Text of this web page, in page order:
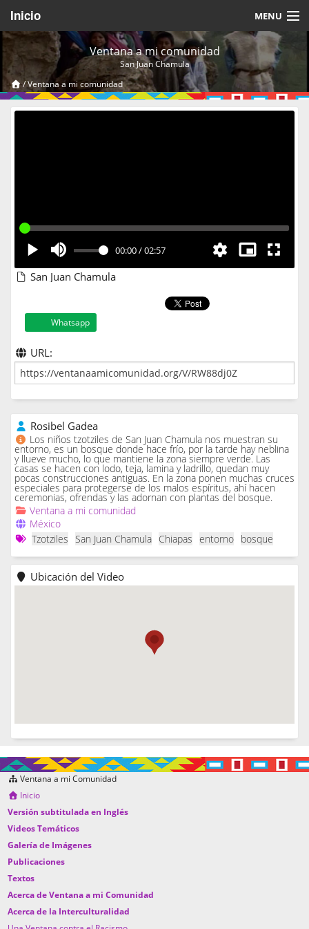
Inicio MENU
Acerca de
Videos Temáticos
Cerrar Sesión
Ventana a mi comunidad
San Juan Chamula
/Ventana a mi comunidad
00:00/02:57
San Juan Chamula
Whatsapp
URL:
Rosibel Gadea
Los niños tzotziles de San Juan Chamula nos muestran su
entorno, es un bosque donde hace frío, por la tarde hay neblina
y llueve mucho, lo que mantiene la zona siempre verde. Las
casas se hacen con lodo, teja, lamina y ladrillo, quedan muy
pocas construcciones antiguas. En la zona ponen muchas cruces
especiales para protegerse de los malos espíritus, ahí hacen
ceremonias, ofrendas y las adornan con plantas del bosque.
Ventana a mi comunidad
México
Tzotziles
San Juan Chamula Chiapas entorno bosque
Ubicación del Video
Ventana a mi Comunidad
Inicio
Versión subtitulada en Inglés
Videos Temáticos
Galería de Imágenes
Publicaciones
Textos
Acerca de Ventana a mi Comunidad
Acerca de la Interculturalidad